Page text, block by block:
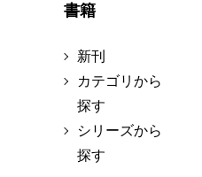
書籍
新刊
カテゴリから
探す
シリーズから
探す